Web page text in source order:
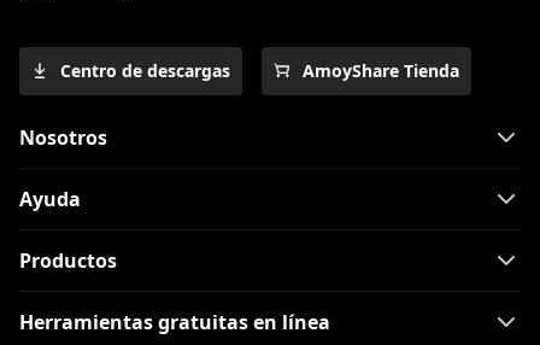
Centro de descargas AmoyShare Tienda
Nosotros
Ayuda
Productos
Herramientas gratuitas en línea